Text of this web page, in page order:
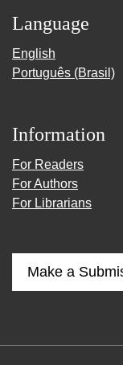
Language
English
Português (Brasil)
Information
For Readers
For Authors
For Librarians
Make a